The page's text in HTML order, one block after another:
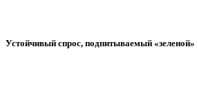
Устойчивый спрос, подпитываемый